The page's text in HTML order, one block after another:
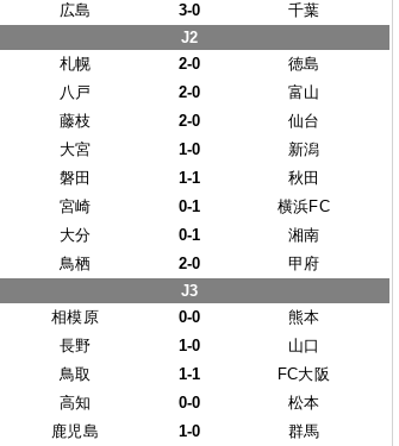
広島
3-0
千葉
J2
札幌
2-0
徳島
八戸
2-0
富山
藤枝
2-0
仙台
大宮
1-0
新潟
磐田
1-1
秋田
宮崎
0-1
横浜FC
大分
0-1
湘南
鳥栖
2-0
甲府
J3
相模原
0-0
熊本
長野
1-0
山口
鳥取
1-1
FC大阪
高知
0-0
松本
鹿児島
1-0 群馬